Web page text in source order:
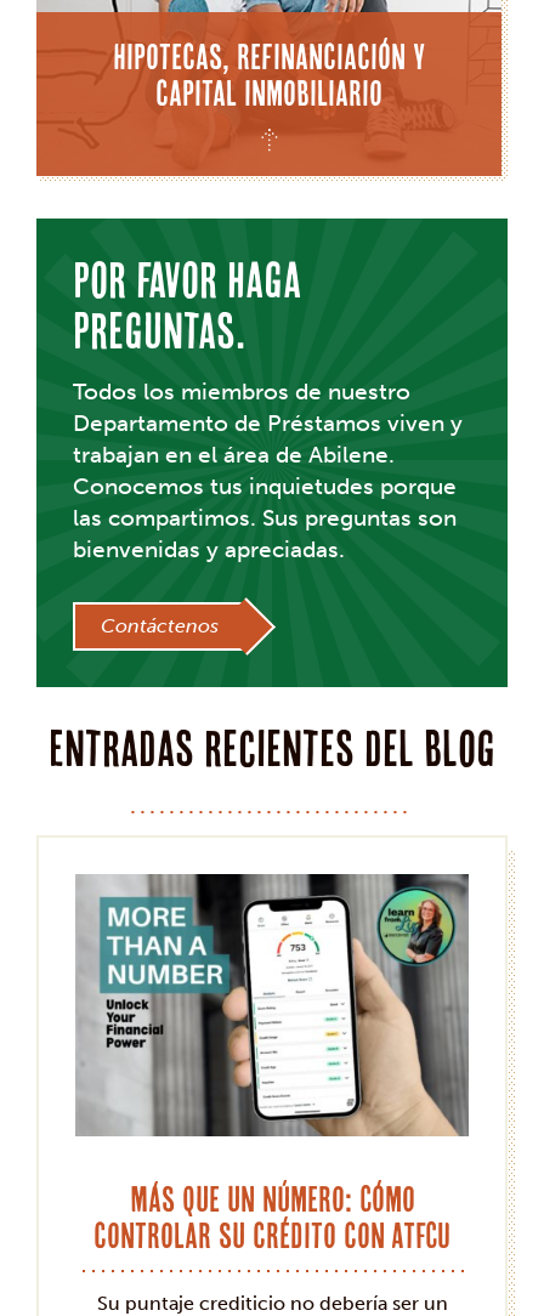
Hipotecas, refinanciación y
capital inmobiliario
Por favor haga
preguntas.
Todos los miembros de nuestro
Departamento de Préstamos viven y
trabajan en el área de Abilene.
Conocemos tus inquietudes porque
las compartimos. Sus preguntas son
bienvenidas y apreciadas.
Contáctenos
Entradas recientes del blog
Más que un número: Cómo
controlar su crédito con ATFCU
Su puntaje crediticio no debería ser un